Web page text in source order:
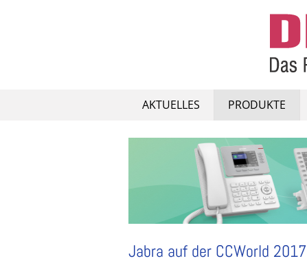
AKTUELLES PRODUKTE
Jabra auf der CCWorld 2017